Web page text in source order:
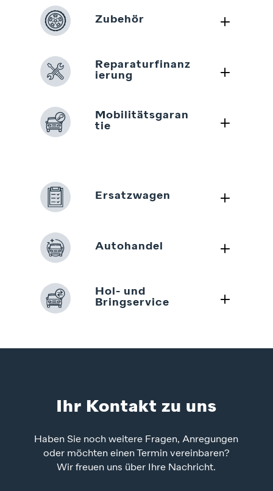
Zubehör L
Reparaturfinanz
ierung
L
Mobilitätsgaran
tie
L
Ersatzwagen L
Autohandel L
Hol- und
Bringservice
L
Ihr Kontakt zu uns
Haben Sie noch weitere Fragen, Anregungen
oder möchten einen Termin vereinbaren?
Wir freuen uns über Ihre Nachricht.